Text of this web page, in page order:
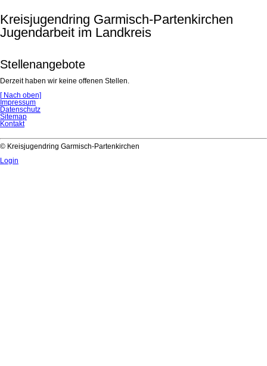
Kreisjugendring Garmisch-Partenkirchen
Jugendarbeit im Landkreis
Stellenangebote
Derzeit haben wir keine offenen Stellen.
[Nach oben]
Navigation
überspringen
Impressum
Datenschutz
Sitemap
Kontakt
© Kreisjugendring Garmisch-Partenkirchen
Login